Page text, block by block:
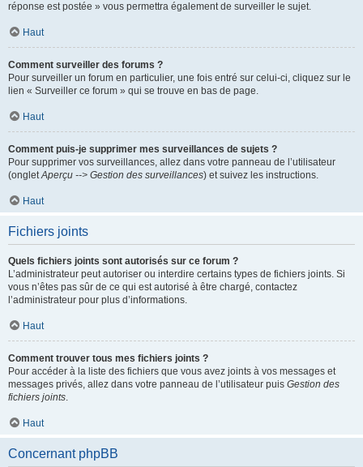
réponse est postée » vous permettra également de surveiller le sujet.
Haut
Comment surveiller des forums ?
Pour surveiller un forum en particulier, une fois entré sur celui-ci, cliquez sur le
lien « Surveiller ce forum » qui se trouve en bas de page.
Haut
Comment puis-je supprimer mes surveillances de sujets ?
Pour supprimer vos surveillances, allez dans votre panneau de l’utilisateur
(ongletAperçu --> Gestion des surveillances) et suivez les instructions.
Haut
Fichiers joints
Quels fichiers joints sont autorisés sur ce forum ?
L’administrateur peut autoriser ou interdire certains types de fichiers joints. Si
vous n’êtes pas sûr de ce qui est autorisé à être chargé, contactez
l’administrateur pour plus d’informations.
Haut
Comment trouver tous mes fichiers joints ?
Pour accéder à la liste des fichiers que vous avez joints à vos messages et
messages privés, allez dans votre panneau de l’utilisateur puis Gestion des
fichiers joints.
Haut
Concernant phpBB